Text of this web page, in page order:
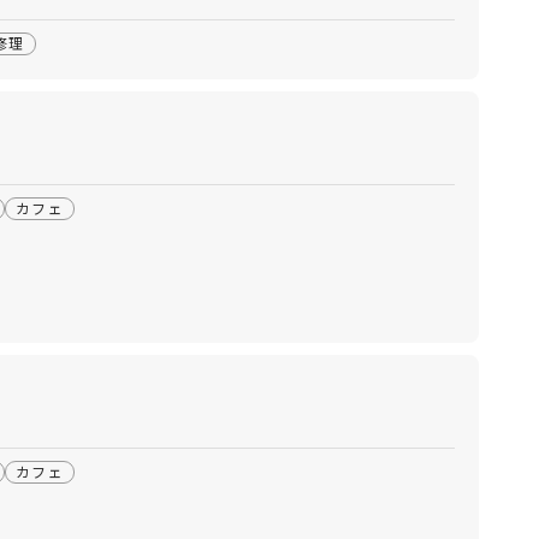
理
カフェ
カフェ